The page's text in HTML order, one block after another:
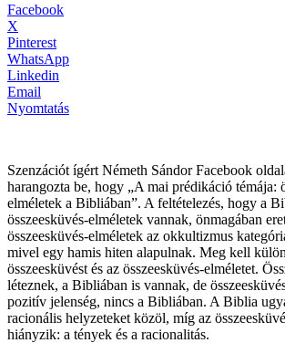
Facebook
X
Pinterest
WhatsApp
Linkedin
Email
Nyomtatás
Szenzációt ígért Németh Sándor Facebook
harangozta be, hogy „A mai prédikáció témája:
elméletek a Bibliában”. A feltételezés, hogy a
összeesküvés-elméletek vannak, önmagában
összeesküvés-elméletek az okkultizmus
mivel egy hamis hiten alapulnak. Meg kell
összeesküvést és az összeesküvés-elméletet.
léteznek, a Bibliában is vannak, de
pozitív jelenség, nincs a Bibliában. A Biblia
racionális helyzeteket közöl, míg az
hiányzik: a tények és a racionalitás.